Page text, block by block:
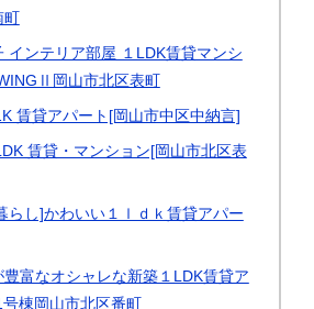
町
インテリア部屋 １LDK賃貸マンシ
岡山市北区表町
賃貸アパート[岡山市中区中納言]
賃貸・マンション[岡山市北区表
らし]かわいい１ｌｄｋ賃貸アパー
富なオシャレな新築１LDK賃貸ア
棟岡山市北区番町